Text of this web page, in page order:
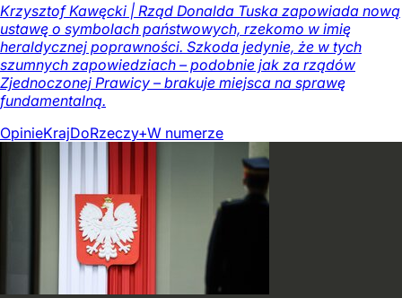
Krzysztof Kawęcki | Rząd Donalda Tuska zapowiada nową
ustawę o symbolach państwowych, rzekomo w imię
heraldycznej poprawności. Szkoda jedynie, że w tych
szumnych zapowiedziach – podobnie jak za rządów
Zjednoczonej Prawicy – brakuje miejsca na sprawę
fundamentalną.
OpinieKrajDoRzeczy+W numerze